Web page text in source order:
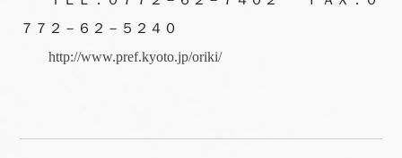
７７２－６２－５２４０
http://www.pref.kyoto.jp/oriki/